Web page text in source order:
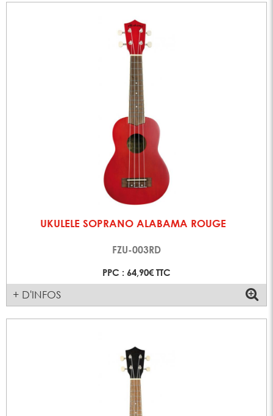
UKULELE SOPRANO ALABAMA ROUGE
FZU-003RD
PPC : 64,90€ TTC
+ D'INFOS